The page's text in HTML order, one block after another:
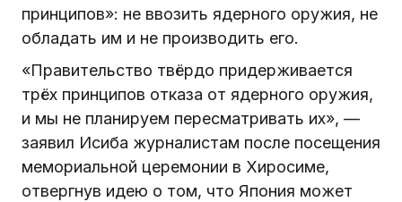
принципов»: не ввозить ядерного оружия, не
обладать им и не производить его.
«Правительство твёрдо придерживается
трёх принципов отказа от ядерного оружия,
и мы не планируем пересматривать их», —
заявил Исиба журналистам после посещения
мемориальной церемонии в Хиросиме,
отвергнув идею о том, что Япония может